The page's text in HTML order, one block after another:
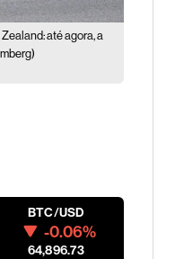
até agora, a
BTC/USD
-0.06%
64,896.73